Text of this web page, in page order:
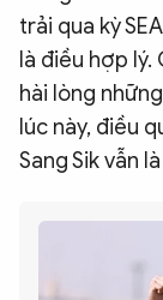
trải qua kỳ
là điều hợp
hài lòng
lúc này, điều
Sang Sik vẫn